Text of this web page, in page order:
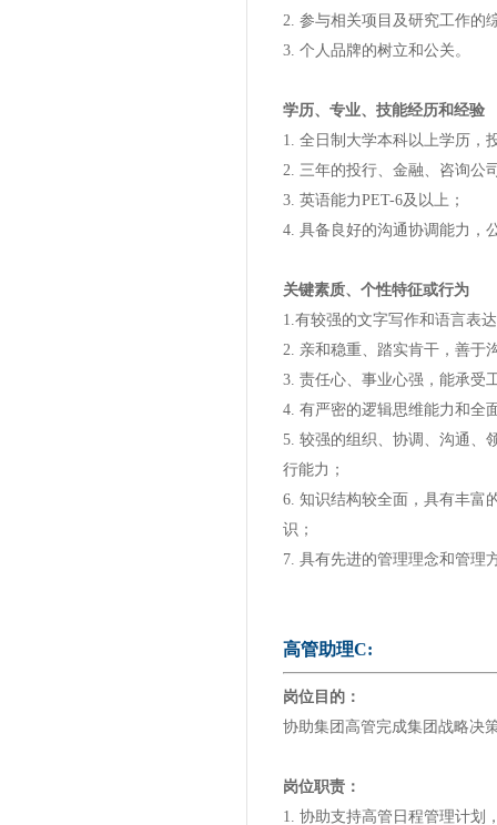
2. 参与相关项目及研究工作的
3. 个人品牌的树立和公关。
学历、专业、技能经历和经验
1. 全日制大学本科以上学历，
2. 三年的投行、金融、咨询公
3. 英语能力PET-6及以上；
4. 具备良好的沟通协调能力，
关键素质、个性特征或行为
1.有较强的文字写作和语言表
2. 亲和稳重、踏实肯干，善于
3. 责任心、事业心强，能承受
4. 有严密的逻辑思维能力和全
5. 较强的组织、协调、沟通、
行能力；
6. 知识结构较全面，具有丰富
识；
7. 具有先进的管理理念和管理
高管助理C:
岗位目的：
协助集团高管完成集团战略决
岗位职责：
1. 协助支持高管日程管理计划